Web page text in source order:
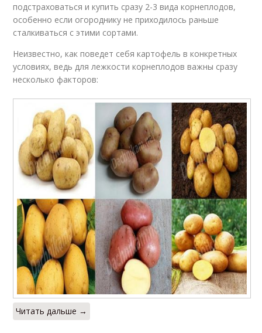
подстраховаться и купить сразу 2-3 вида корнеплодов,
особенно если огороднику не приходилось раньше
сталкиваться с этими сортами.
Неизвестно, как поведет себя картофель в конкретных
условиях, ведь для лежкости корнеплодов важны сразу
несколько факторов:
Читать дальше →